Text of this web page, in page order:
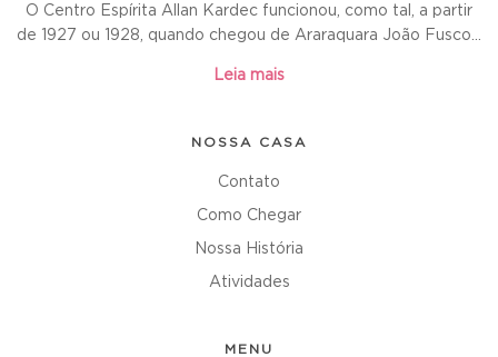
O Centro Espírita Allan Kardec funcionou, como tal, a partir
de 1927 ou 1928, quando chegou de Araraquara João Fusco...
Leia mais
NOSSA CASA
Contato
Como Chegar
Nossa História
Atividades
MENU